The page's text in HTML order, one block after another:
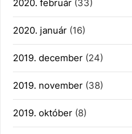
2020. február (33)
2020. január (16)
2019. december (24)
2019. november (38)
2019. október (8)